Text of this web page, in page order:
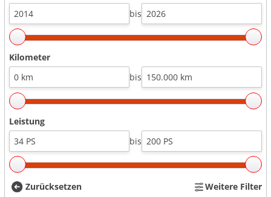
bis
Kilometer
bis
Leistung
bis
Zurücksetzen Weitere Filter